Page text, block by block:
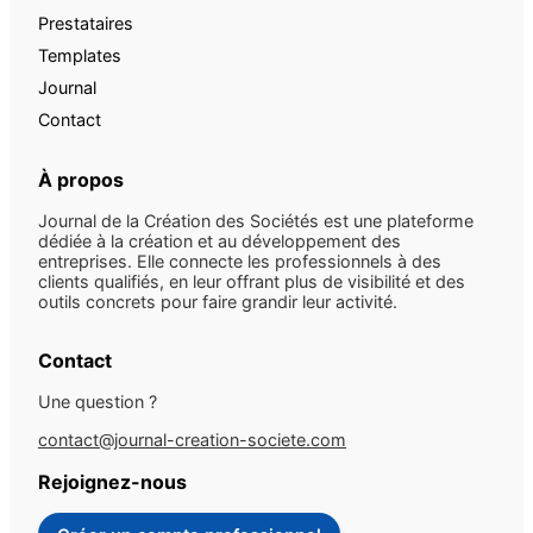
Prestataires
Templates
Journal
Contact
À propos
Journal de la Création des Sociétés est une plateforme
dédiée à la création et au développement des
entreprises. Elle connecte les professionnels à des
clients qualifiés, en leur offrant plus de visibilité et des
outils concrets pour faire grandir leur activité.
Contact
Une question ?
contact@journal-creation-societe.com
Rejoignez-nous